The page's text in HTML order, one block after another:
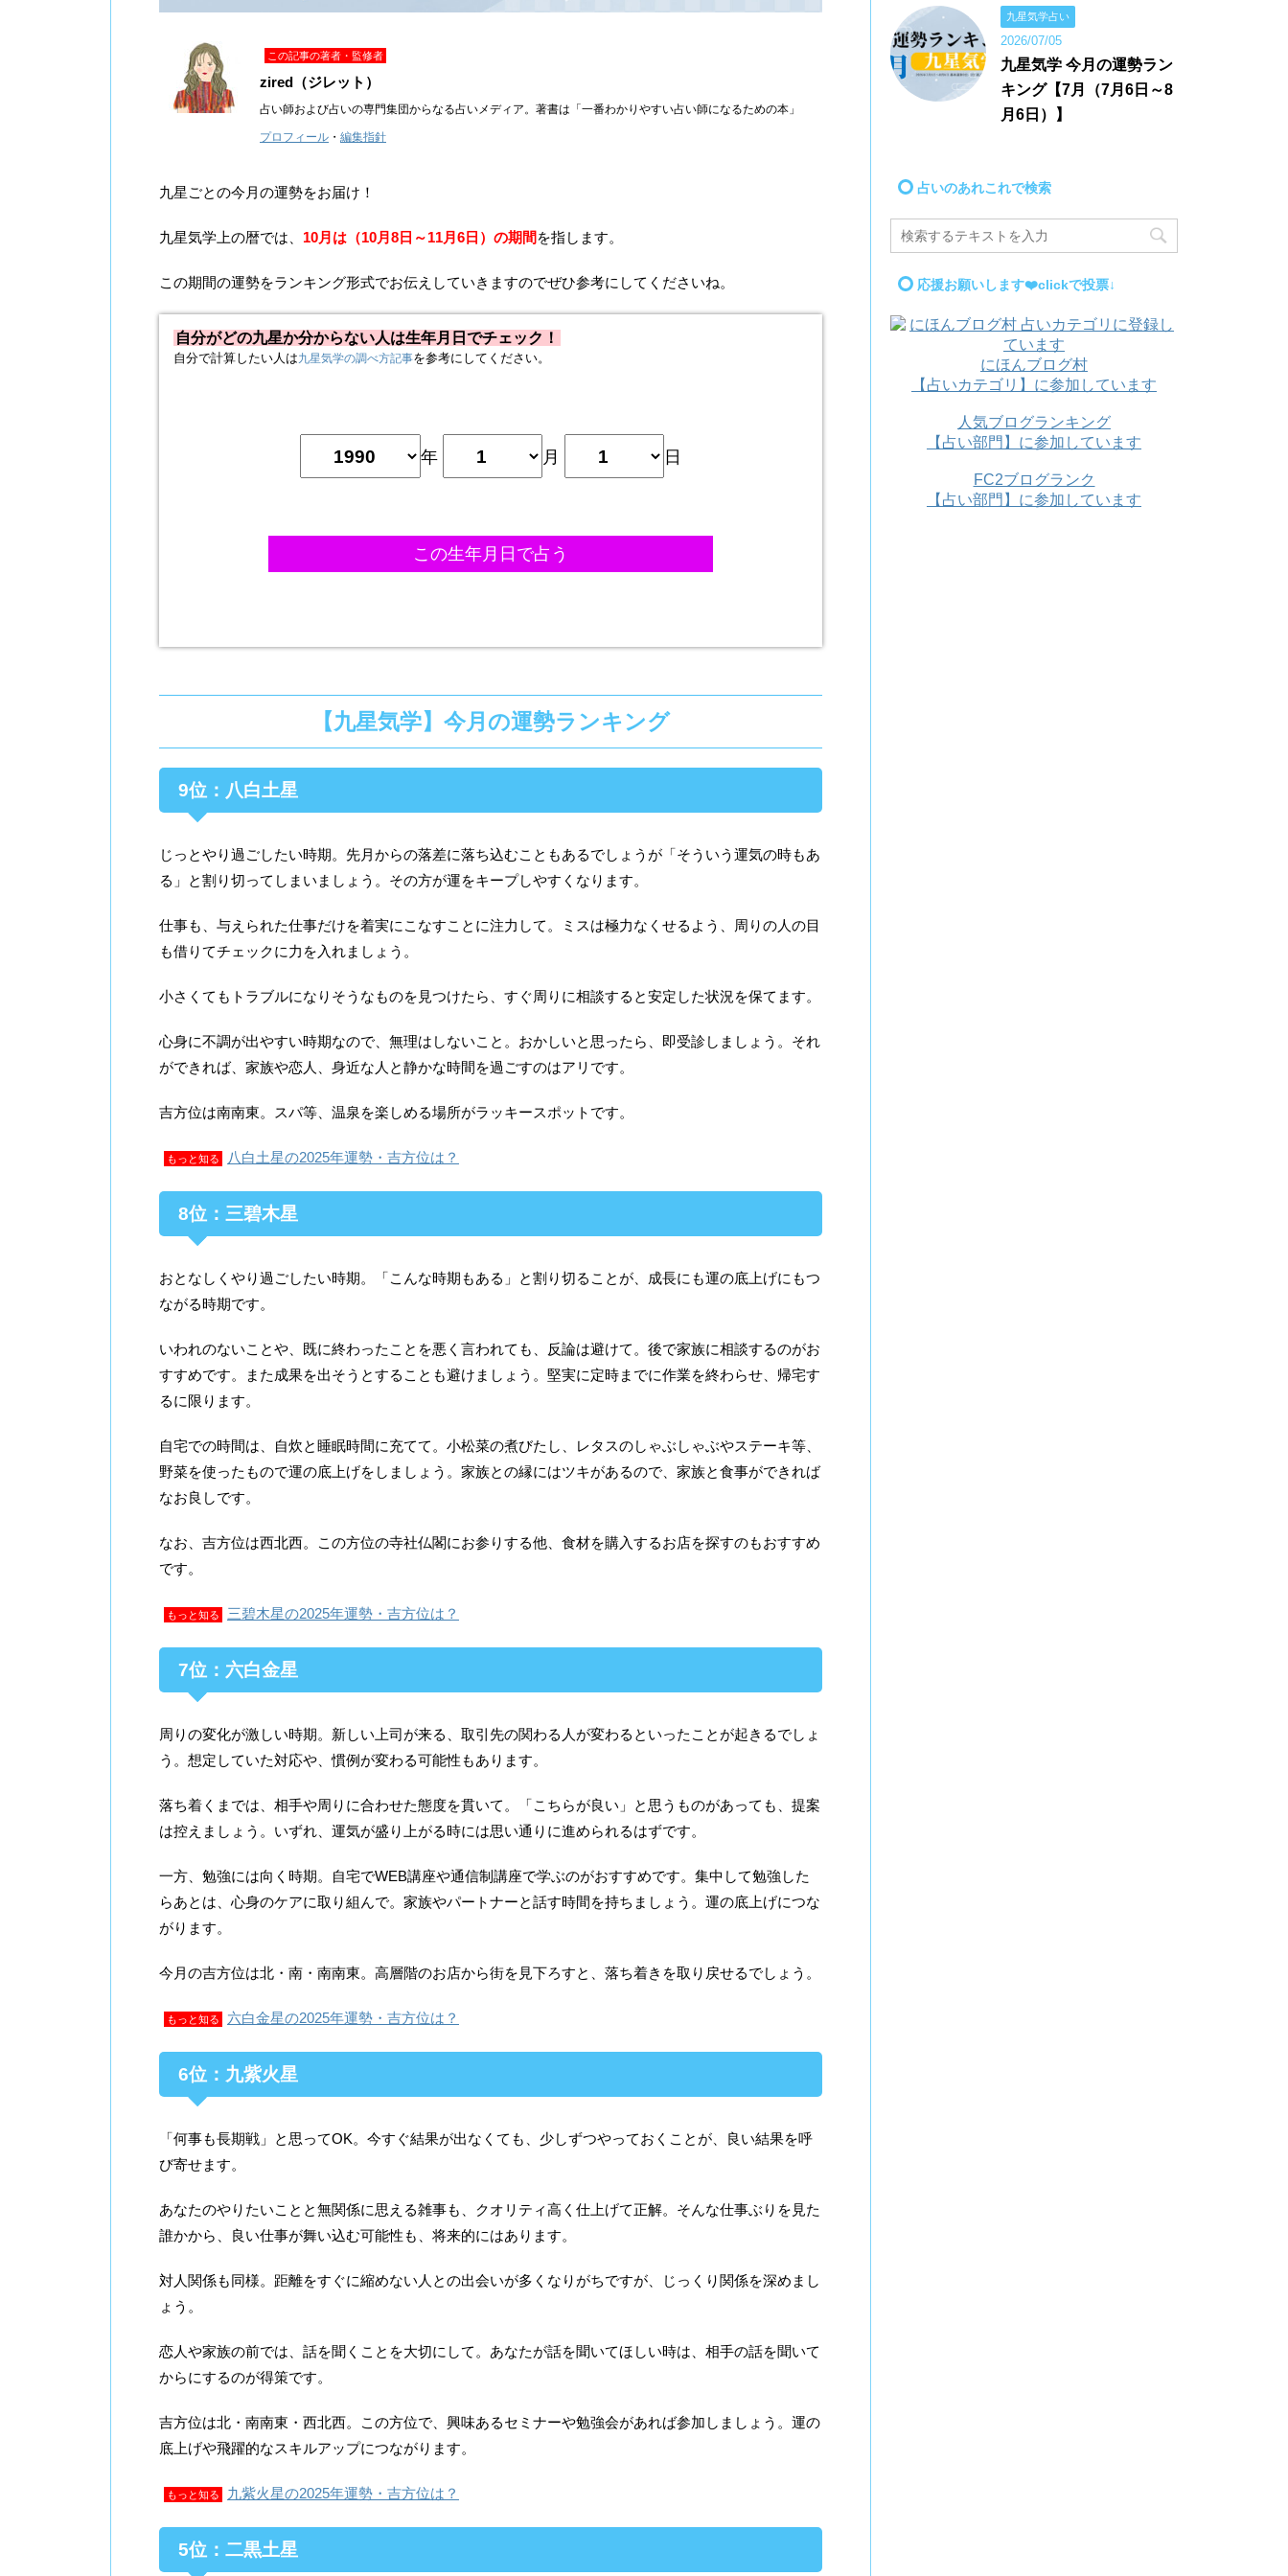
この記事の著者・監修者
zired（ジレット）
占い師および占いの専門集団からなる占いメディア。著書は「一番わかりやすい占い師になるための本」
プロフィール ・ 編集指針
九星ごとの今月の運勢をお届け！
九星気学上の暦では、 10月は（10月8日～11月6日）の期間 を指します。
この期間の運勢をランキング形式でお伝えしていきますのでぜひ参考にしてくださいね。
自分がどの九星か分からない人は生年月日でチェック！
自分で計算したい人は九星気学の調べ方記事を参考にしてください。
年 月 日
【九星気学】今月の運勢ランキング
9位：八白土星
じっとやり過ごしたい時期。先月からの落差に落ち込むこともあるでしょうが「そういう運気の時もあ
る」と割り切ってしまいましょう。その方が運をキープしやすくなります。
仕事も、与えられた仕事だけを着実にこなすことに注力して。ミスは極力なくせるよう、周りの人の目
も借りてチェックに力を入れましょう。
小さくてもトラブルになりそうなものを見つけたら、すぐ周りに相談すると安定した状況を保てます。
心身に不調が出やすい時期なので、無理はしないこと。おかしいと思ったら、即受診しましょう。それ
ができれば、家族や恋人、身近な人と静かな時間を過ごすのはアリです。
吉方位は南南東。スパ等、温泉を楽しめる場所がラッキースポットです。
もっと知る 八白土星の2025年運勢・吉方位は？
8位：三碧木星
おとなしくやり過ごしたい時期。「こんな時期もある」と割り切ることが、成長にも運の底上げにもつ
ながる時期です。
いわれのないことや、既に終わったことを悪く言われても、反論は避けて。後で家族に相談するのがお
すすめです。また成果を出そうとすることも避けましょう。堅実に定時までに作業を終わらせ、帰宅す
るに限ります。
自宅での時間は、自炊と睡眠時間に充てて。小松菜の煮びたし、レタスのしゃぶしゃぶやステーキ等、
野菜を使ったもので運の底上げをしましょう。家族との縁にはツキがあるので、家族と食事ができれば
なお良しです。
なお、吉方位は西北西。この方位の寺社仏閣にお参りする他、食材を購入するお店を探すのもおすすめ
です。
もっと知る 三碧木星の2025年運勢・吉方位は？
7位：六白金星
周りの変化が激しい時期。新しい上司が来る、取引先の関わる人が変わるといったことが起きるでしょ
う。想定していた対応や、慣例が変わる可能性もあります。
落ち着くまでは、相手や周りに合わせた態度を貫いて。「こちらが良い」と思うものがあっても、提案
は控えましょう。いずれ、運気が盛り上がる時には思い通りに進められるはずです。
一方、勉強には向く時期。自宅でWEB講座や通信制講座で学ぶのがおすすめです。集中して勉強した
らあとは、心身のケアに取り組んで。家族やパートナーと話す時間を持ちましょう。運の底上げにつな
がります。
今月の吉方位は北・南・南南東。高層階のお店から街を見下ろすと、落ち着きを取り戻せるでしょう。
もっと知る 六白金星の2025年運勢・吉方位は？
6位：九紫火星
「何事も長期戦」と思ってOK。今すぐ結果が出なくても、少しずつやっておくことが、良い結果を呼
び寄せます。
あなたのやりたいことと無関係に思える雑事も、クオリティ高く仕上げて正解。そんな仕事ぶりを見た
誰かから、良い仕事が舞い込む可能性も、将来的にはあります。
対人関係も同様。距離をすぐに縮めない人との出会いが多くなりがちですが、じっくり関係を深めまし
ょう。
恋人や家族の前では、話を聞くことを大切にして。あなたが話を聞いてほしい時は、相手の話を聞いて
からにするのが得策です。
吉方位は北・南南東・西北西。この方位で、興味あるセミナーや勉強会があれば参加しましょう。運の
底上げや飛躍的なスキルアップにつながります。
もっと知る 九紫火星の2025年運勢・吉方位は？
5位：二黒土星
九星気学占い
2026/07/05
九星気学 今月の運勢ラン
キング【7月（7月6日～8
月6日）】
占いのあれこれで検索
応援お願いします❤️clickで投票↓
にほんブログ村
【占いカテゴリ】に参加しています
人気ブログランキング
【占い部門】に参加しています
FC2ブログランク
【占い部門】に参加しています